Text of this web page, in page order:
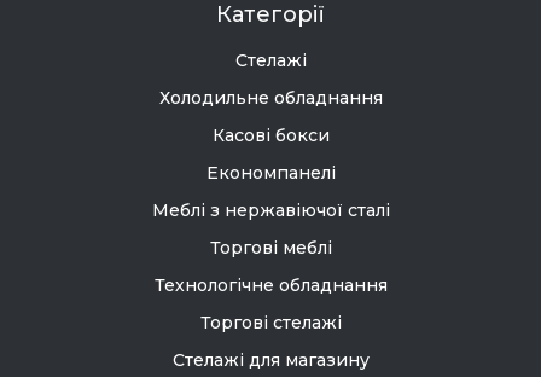
Категорії
Стелажі
Холодильне обладнання
Касові бокси
Економпанелі
Меблі з нержавіючої сталі
Торгові меблі
Технологічне обладнання
Торгові стелажі
Стелажі для магазину